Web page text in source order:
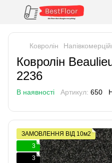
Ковролін
Ковролін
2236
В наявності Артикул: 650
ЗАМОВЛЕННЯ ВІД 10м2
3
3